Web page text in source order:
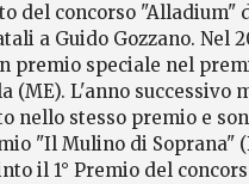
del concorso "Alladium"
a Guido Gozzano. Nel
premio speciale nel
(ME). L'anno successivo
nello stesso premio e
"Il Mulino di Soprana"
il 1° Premio del